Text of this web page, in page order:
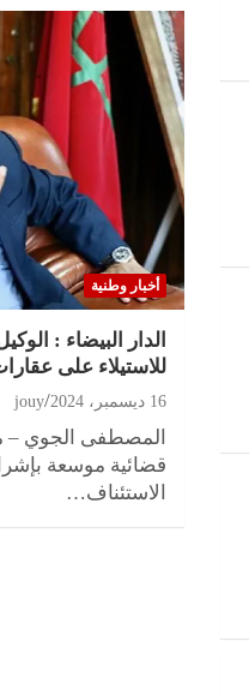
أخبار وطنية
الدار البيضاء :
للاستيلاء على عقارات
16 ديسمبر، 2024 jouy
المصطفى الجوي
قضائية موسعة
الاستئناف…